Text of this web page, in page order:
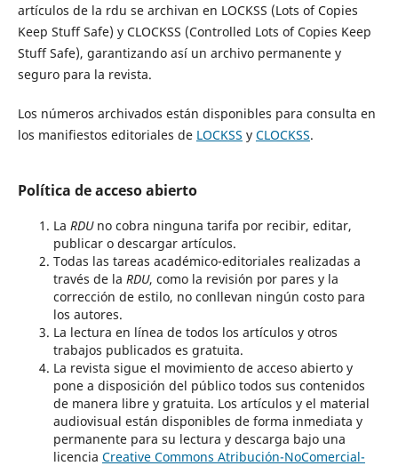
artículos de la rdu se archivan en LOCKSS (Lots of Copies
Keep Stuff Safe) y CLOCKSS (Controlled Lots of Copies Keep
Stuff Safe), garantizando así un archivo permanente y
seguro para la revista.
Los números archivados están disponibles para consulta en
los manifiestos editoriales de LOCKSS y CLOCKSS.
Política de acceso abierto
La RDU no cobra ninguna tarifa por recibir, editar,
publicar o descargar artículos.
Todas las tareas académico-editoriales realizadas a
través de la RDU, como la revisión por pares y la
corrección de estilo, no conllevan ningún costo para
los autores.
La lectura en línea de todos los artículos y otros
trabajos publicados es gratuita.
La revista sigue el movimiento de acceso abierto y
pone a disposición del público todos sus contenidos
de manera libre y gratuita. Los artículos y el material
audiovisual están disponibles de forma inmediata y
permanente para su lectura y descarga bajo una
licencia Creative Commons Atribución-NoComercial-